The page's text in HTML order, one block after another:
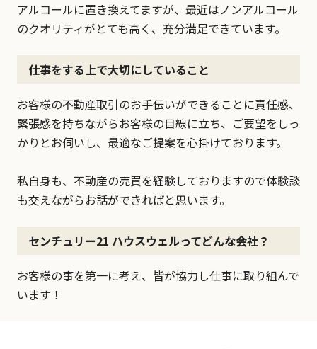
アルコールに置き換えてますが、最近はノンアルコール
のクオリティがとても高く、充分満足できています。
仕事をする上で大切にしていること
お客様の不動産取引のお手伝いができることに責任感、
緊張感を持ちながらお客様の目線に立ち、ご要望をしっ
かりとお伺いし、最適なご提案を心掛けております。
私自身も、不動産の売買を経験しておりますので体験談
も交えながらお話ができればと思います。
センチュリー21 ハウスウェルってどんな会社？
お客様の事を第一に考え、皆が協力し仕事に取り組んで
います！